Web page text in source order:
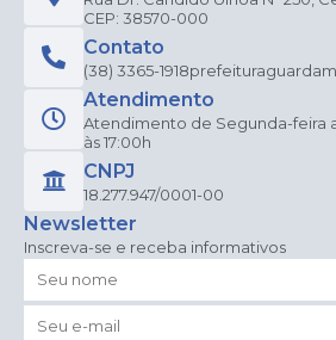
CEP: 38570-000
Contato
(38) 3365-1918
Atendimento
Atendimento de Segunda-feira
às 17:00h
CNPJ
18.277.947/0001-00
Newsletter
Inscreva-se e receba informativos